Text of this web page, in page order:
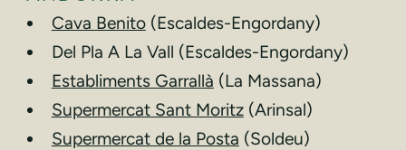
Cava Benito(Escaldes-Engordany)
Del Pla A La Vall (Escaldes-Engordany)
Establiments Garrallà (La Massana)
Supermercat Sant Moritz(Arinsal)
Supermercat de la Posta (Soldeu)